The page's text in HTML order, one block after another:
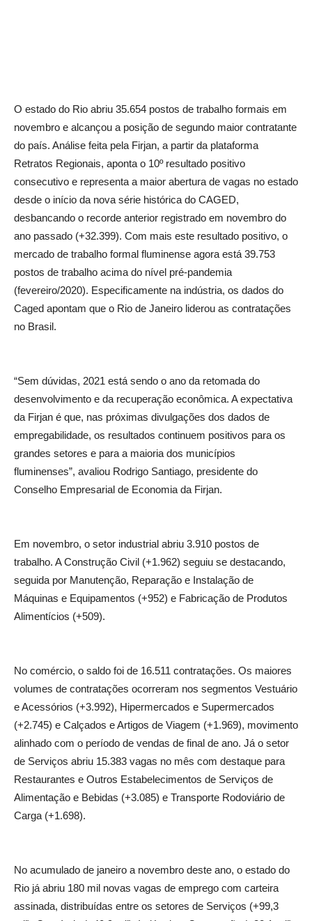
O estado do Rio abriu 35.654 postos de trabalho formais em
novembro e alcançou a posição de segundo maior contratante
do país. Análise feita pela Firjan, a partir da plataforma
Retratos Regionais, aponta o 10º resultado positivo
consecutivo e representa a maior abertura de vagas no estado
desde o início da nova série histórica do CAGED,
desbancando o recorde anterior registrado em novembro do
ano passado (+32.399). Com mais este resultado positivo, o
mercado de trabalho formal fluminense agora está 39.753
postos de trabalho acima do nível pré-pandemia
(fevereiro/2020). Especificamente na indústria, os dados do
Caged apontam que o Rio de Janeiro liderou as contratações
no Brasil.
“Sem dúvidas, 2021 está sendo o ano da retomada do
desenvolvimento e da recuperação econômica. A expectativa
da Firjan é que, nas próximas divulgações dos dados de
empregabilidade, os resultados continuem positivos para os
grandes setores e para a maioria dos municípios
fluminenses”, avaliou Rodrigo Santiago, presidente do
Conselho Empresarial de Economia da Firjan.
Em novembro, o setor industrial abriu 3.910 postos de
trabalho. A Construção Civil (+1.962) seguiu se destacando,
seguida por Manutenção, Reparação e Instalação de
Máquinas e Equipamentos (+952) e Fabricação de Produtos
Alimentícios (+509).
No comércio, o saldo foi de 16.511 contratações. Os maiores
volumes de contratações ocorreram nos segmentos Vestuário
e Acessórios (+3.992), Hipermercados e Supermercados
(+2.745) e Calçados e Artigos de Viagem (+1.969), movimento
alinhado com o período de vendas de final de ano. Já o setor
de Serviços abriu 15.383 vagas no mês com destaque para
Restaurantes e Outros Estabelecimentos de Serviços de
Alimentação e Bebidas (+3.085) e Transporte Rodoviário de
Carga (+1.698).
No acumulado de janeiro a novembro deste ano, o estado do
Rio já abriu 180 mil novas vagas de emprego com carteira
assinada, distribuídas entre os setores de Serviços (+99,3